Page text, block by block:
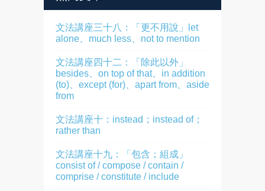
文法講座三十八：「更不用說」let
alone、much less、not to mention
文法講座四十二：「除此以外」
besides、on top of that、in addition
(to)、except (for)、apart from、aside
from
文法講座十：instead；instead of；
rather than
文法講座十九：「包含；組成」
consist of / compose / contain /
comprise / constitute / include